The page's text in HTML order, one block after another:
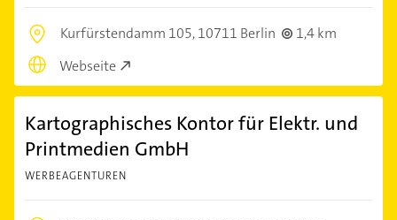
Kurfürstendamm 105,10711 Berlin
1,4 km
Webseite
Kartographisches Kontor für Elektr. und
Printmedien GmbH
WERBEAGENTUREN